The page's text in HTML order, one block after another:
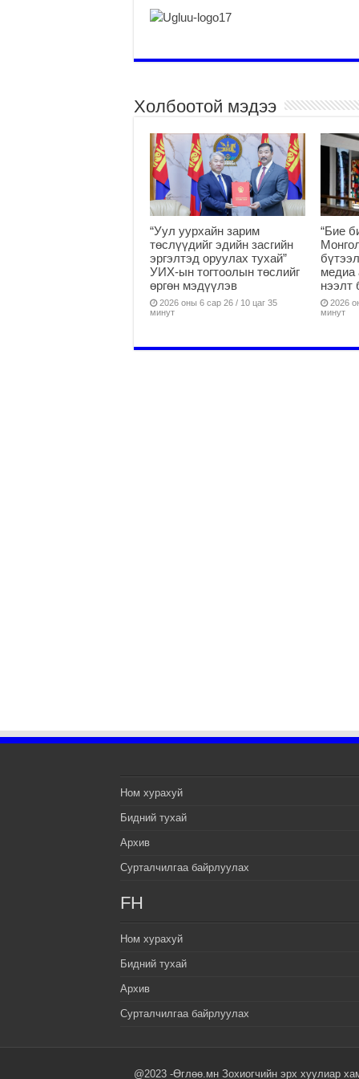
Холбоотой мэдээ
“Уул уурхайн зарим
төслүүдийг эдийн засгийн
эргэлтэд оруулах тухай”
УИХ-ын тогтоолын төслийг
өргөн мэдүүлэв
2026 оны 6 сар 26 / 10 цаг 35
минут
“Бие
медиа
нээлт
2026
минут
Ном хурахуй
Бидний тухай
Архив
Сурталчилгаа байрлуулах
FH
Ном хурахуй
Бидний тухай
Архив
Сурталчилгаа байрлуулах
@2023 -Өглөө.мн Зохиогчийн эрх хуулиар